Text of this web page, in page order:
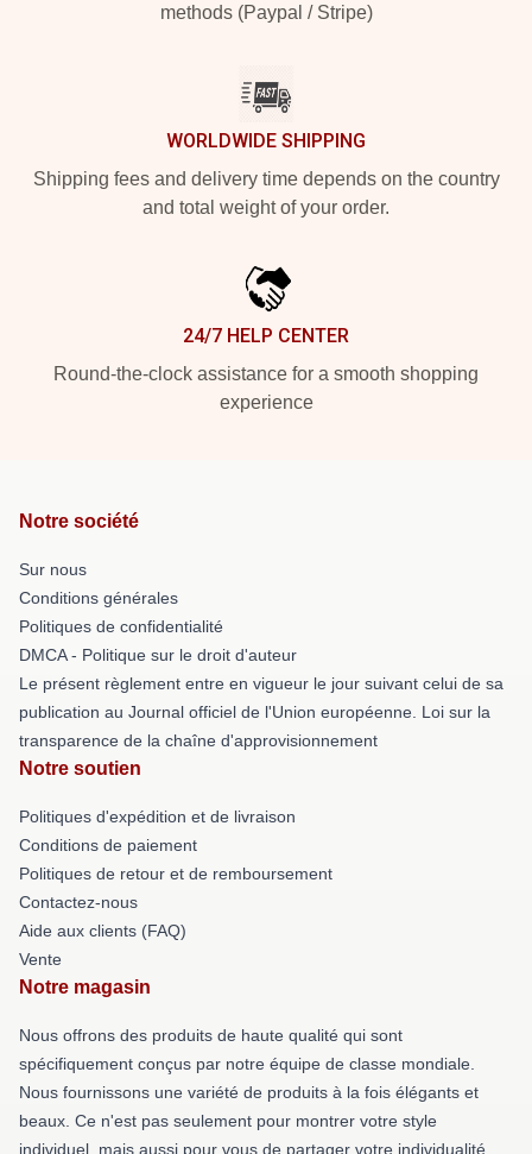
methods (Paypal / Stripe)
WORLDWIDE SHIPPING
Shipping fees and delivery time depends on the country
and total weight of your order.
24/7 HELP CENTER
Round-the-clock assistance for a smooth shopping
experience
Notre société
Sur nous
Conditions générales
Politiques de confidentialité
DMCA - Politique sur le droit d'auteur
Le présent règlement entre en vigueur le jour suivant celui de sa
publication au Journal officiel de l'Union européenne. Loi sur la
transparence de la chaîne d'approvisionnement
Notre soutien
Politiques d'expédition et de livraison
Conditions de paiement
Politiques de retour et de remboursement
Contactez-nous
Aide aux clients (FAQ)
Vente
Notre magasin
Nous offrons des produits de haute qualité qui sont
spécifiquement conçus par notre équipe de classe mondiale.
Nous fournissons une variété de produits à la fois élégants et
beaux. Ce n'est pas seulement pour montrer votre style
individuel, mais aussi pour vous de partager votre individualité